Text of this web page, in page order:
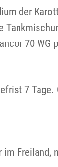
der
70 WG
7
Freiland,